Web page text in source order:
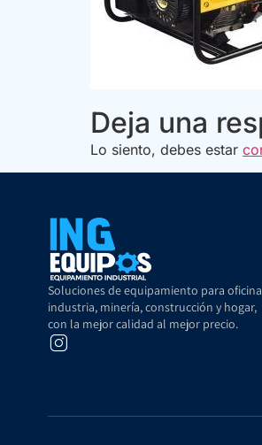
Deja una
Lo siento, debes estar
Soluciones de equipamiento para
industria, minería, construcción y hogar,
con la mejor calidad al mejor precio.